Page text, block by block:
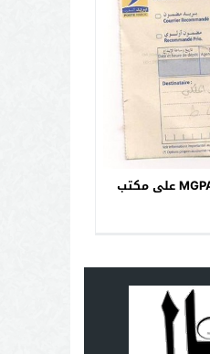
تفاصيل وثائق خطيرة تُعري فساد الـMGPAP على مكتب